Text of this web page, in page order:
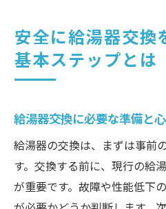
安全に給湯器交換
基本ステップとは
給湯器交換に必要な準備と
給湯器の交換は、まずは事前
す。交換する前に、現行の給
が重要です。故障や性能低下